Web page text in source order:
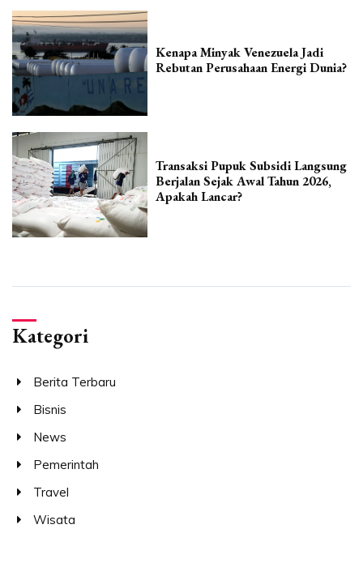
Kenapa Minyak Venezuela Jadi
Rebutan Perusahaan Energi Dunia?
Transaksi Pupuk Subsidi Langsung
Berjalan Sejak Awal Tahun 2026,
Apakah Lancar?
Kategori
Berita Terbaru
Bisnis
News
Pemerintah
Travel
Wisata